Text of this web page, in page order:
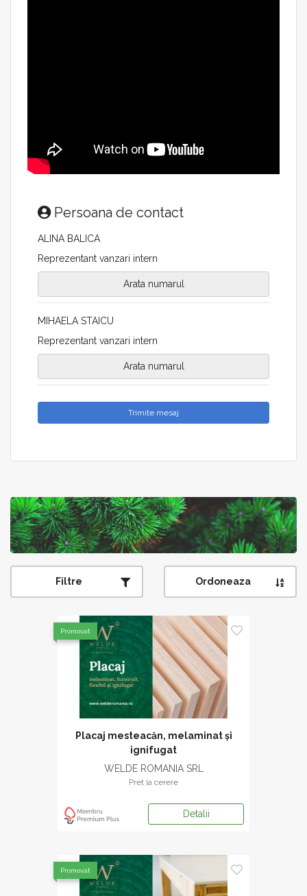
Persoana de contact
ALINA BALICA
Reprezentant vanzari intern
Arata numarul
MIHAELA STAICU
Reprezentant vanzari intern
Arata numarul
Trimite mesaj
Filtre Ordoneaza
Placaj mesteacăn, melaminat și
ignifugat
WELDE ROMANIA SRL
Pret la cerere
Detalii
Promovat
Promovat